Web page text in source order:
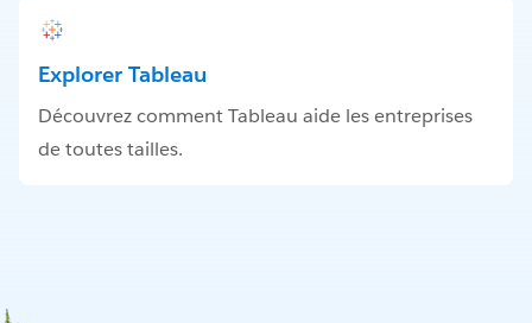
Explorer Tableau
Découvrez comment Tableau aide les entreprises
de toutes tailles.